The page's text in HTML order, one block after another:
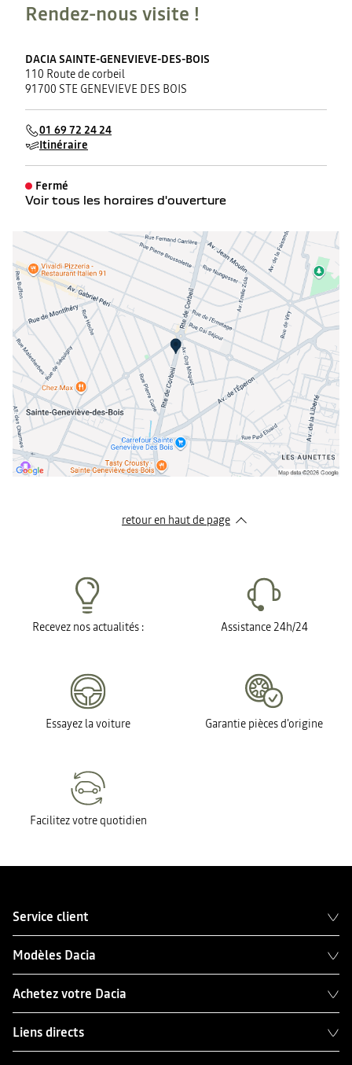
Rendez-nous visite !
DACIA SAINTE-GENEVIEVE-DES-BOIS
110 Route de corbeil
91700 STE GENEVIEVE DES BOIS
01 69 72 24 24
Itinéraire
Fermé
Voir tous les horaires d'ouverture
mardi
07:30 - 12:00
13:30 - 19:00
mercredi
07:30 - 12:0013:30 - 19:00
jeudi
07:30 - 12:00
13:30 - 19:00
vendredi
07:30 - 12:0013:30 - 19:00
samedi
08:00 - 12:0014:00 - 18:00
dimanche
Fermé
retour en haut de page​
Recevez nos actualités : Assistance 24h/24
Essayez la voiture Garantie pièces d'origine
Facilitez votre quotidien
Service client
Modèles Dacia
Achetez votre Dacia
Liens directs